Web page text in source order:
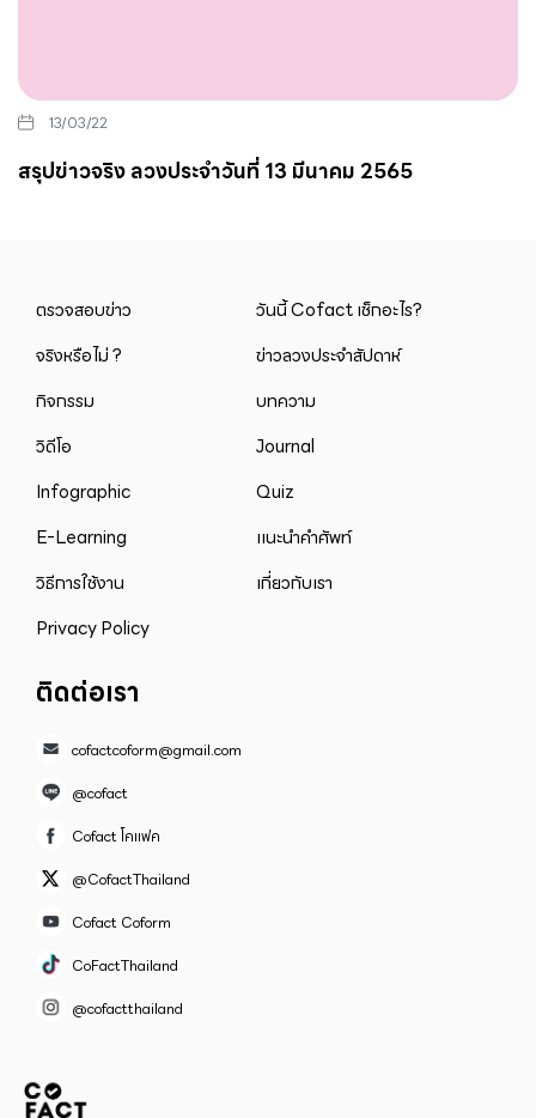
13/03/22
สรุปข่าวจริง ลวงประจำวันที่ 13 มีนาคม 2565
ตรวจสอบข่าว
วันนี้ Cofact เช็กอะไร?
จริงหรือไม่ ?
ข่าวลวงประจำสัปดาห์
กิจกรรม
บทความ
วิดีโอ
Journal
Infographic
Quiz
E-Learning
แนะนำคำศัพท์
วิธีการใช้งาน
เกี่ยวกับเรา
Privacy Policy
ติดต่อเรา
cofactcoform@gmail.com
@cofact
Cofact โคแฟค
@CofactThailand
Cofact Coform
CoFactThailand
@cofactthailand